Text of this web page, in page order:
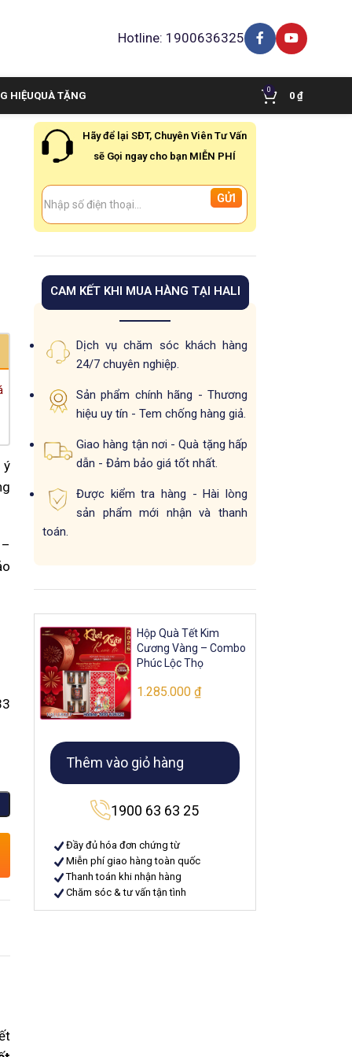
Hotline: 1900636325
HIỆUQUÀ TẶNG 0
0 ₫
ý
Hãy để lại SĐT, Chuyên Viên Tư Vấn
sẽ Gọi ngay cho bạn MIỄN PHÍ
CAM KẾT KHI MUA HÀNG TẠI HALI
Dịch vụ chăm sóc khách hàng
24/7 chuyên nghiệp.
Sản phẩm chính hãng - Thương
hiệu uy tín - Tem chống hàng giả.
Giao hàng tận nơi - Quà tặng hấp
dẫn - Đảm bảo giá tốt nhất.
Được kiểm tra hàng - Hài lòng
sản phẩm mới nhận và thanh
toán.
Hộp Quà Tết Kim
Cương Vàng – Combo
Phúc Lộc Thọ
1.285.000 ₫
Thêm vào giỏ hàng
1900 63 63 25
Đầy đủ hóa đơn chứng từ
Miễn phí giao hàng toàn quốc
Thanh toán khi nhận hàng
Chăm sóc & tư vấn tận tình